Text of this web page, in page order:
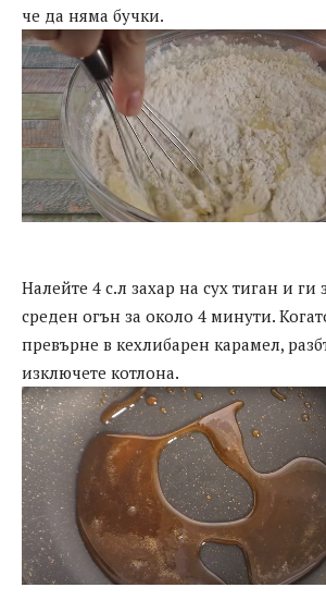
че да няма бучки.
Налейте 4 с.л захар на сух тиган и ги
среден огън за около 4 минути.
превърне в кехлибарен карамел,
изключете котлона.